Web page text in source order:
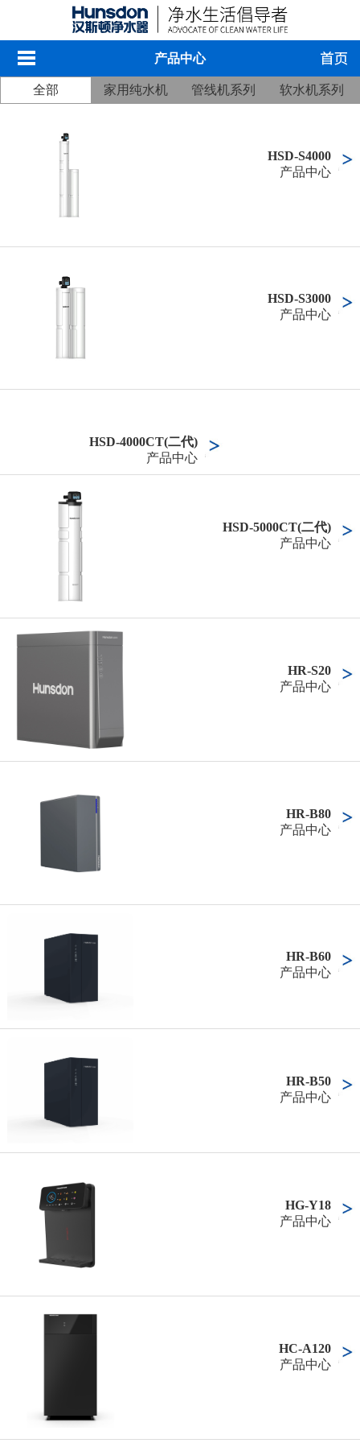
产品中心
全部 家用纯水机 管线机系列 软水机系列
HSD-S4000
产品中心
HSD-S3000
产品中心
HSD-4000CT(二代)
产品中心
HSD-5000CT(二代)
产品中心
HR-S20
产品中心
HR-B80
产品中心
HR-B60
产品中心
HR-B50
产品中心
HG-Y18
产品中心
HC-A120
产品中心